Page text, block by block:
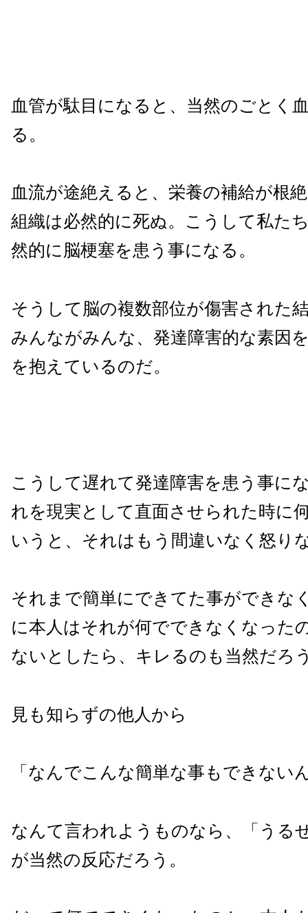
血管が駄目になると、当然のごとく
る。
血流が途絶えると、栄養の補給が根
組織は必然的に死ぬ。こうして私た
然的に脳梗塞を患う事になる。
そうして脳の複数部位が傷害された
みんながみんな、発達障害的な素因
を抱えているのだ。
こうして遅れて発達障害を患う事に
れを現実として直面させられた時に
いうと、それはもう間違いなく怒り
それまで簡単にできてた事ができな
に本人はそれが何でできなくなった
ないとしたら、キレるのも当然だろ
見も知らずの他人から
「なんでこんな簡単な事もできない
なんて言われようものなら、「うる
が当然の反応だろう。